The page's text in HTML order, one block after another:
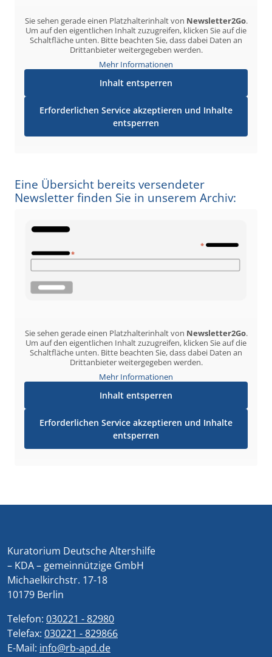
Sie sehen gerade einen Platzhalterinhalt von Newsletter2Go.
Um auf den eigentlichen Inhalt zuzugreifen, klicken Sie auf die
Schaltfläche unten. Bitte beachten Sie, dass dabei Daten an
Drittanbieter weitergegeben werden.
Mehr Informationen
Inhalt entsperren
Erforderlichen Service akzeptieren und Inhalte
entsperren
Eine Übersicht bereits versendeter
Newsletter finden Sie in unserem Archiv:
Sie sehen gerade einen Platzhalterinhalt von Newsletter2Go.
Um auf den eigentlichen Inhalt zuzugreifen, klicken Sie auf die
Schaltfläche unten. Bitte beachten Sie, dass dabei Daten an
Drittanbieter weitergegeben werden.
Mehr Informationen
Inhalt entsperren
Erforderlichen Service akzeptieren und Inhalte
entsperren
Kuratorium Deutsche Altershilfe
– KDA – gemeinnützige GmbH
Michaelkirchstr. 17-18
10179 Berlin
Telefon: 030221 - 82980
Telefax: 030221 - 829866
E-Mail: info@rb-apd.de